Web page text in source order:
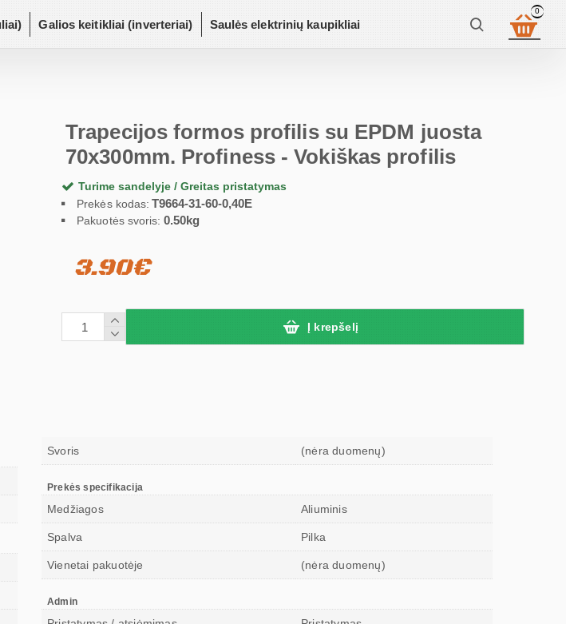
Galios keitikliai (inverteriai) Saulės elektrinių kaupikliai
0
Trapecijos formos profilis su EPDM juosta
70x300mm. Profiness - Vokiškas profilis
Turime sandelyje / Greitas pristatymas
Prekės kodas: T9664-31-60-0,40E
Pakuotės svoris: 0.50kg
3.90€
Į krepšelį
Svoris (nėra duomenų)
Prekės specifikacija
Medžiagos Aliuminis
Spalva Pilka
Vienetai pakuotėje (nėra duomenų)
Admin